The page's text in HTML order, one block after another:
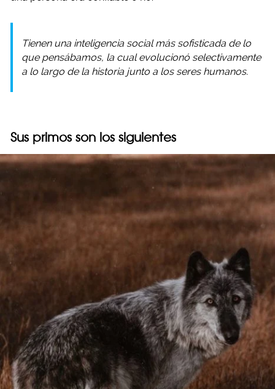
Tienen una inteligencia social más sofisticada de lo
que pensábamos, la cual evolucionó selectivamente
a lo largo de la historia junto a los seres humanos.
Sus primos son los siguientes